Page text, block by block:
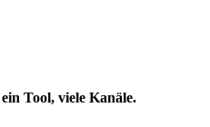
ein Tool, viele Kanäle.